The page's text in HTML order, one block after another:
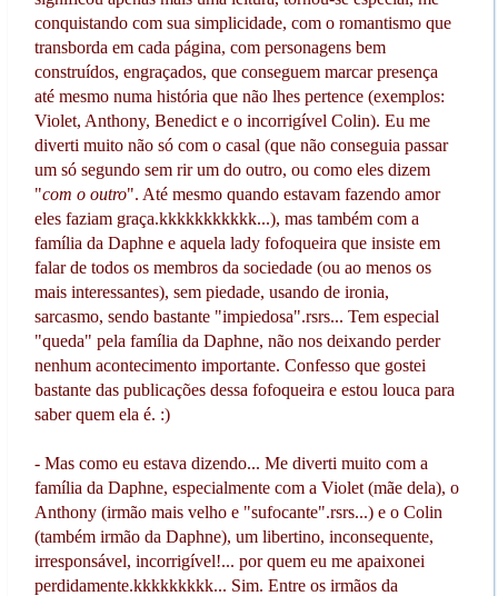
conquistando com sua simplicidade, com o romantismo que
transborda em cada página, com personagens bem
construídos, engraçados, que conseguem marcar presença
até mesmo numa história que não lhes pertence (exemplos:
Violet, Anthony, Benedict e o incorrigível Colin). Eu me
diverti muito não só com o casal (que não conseguia passar
um só segundo sem rir um do outro, ou como eles dizem
"com o outro". Até mesmo quando estavam fazendo amor
eles faziam graça.kkkkkkkkkkk...), mas também com a
família da Daphne e aquela lady fofoqueira que insiste em
falar de todos os membros da sociedade (ou ao menos os
mais interessantes), sem piedade, usando de ironia,
sarcasmo, sendo bastante "impiedosa".rsrs... Tem especial
"queda" pela família da Daphne, não nos deixando perder
nenhum acontecimento importante. Confesso que gostei
bastante das publicações dessa fofoqueira e estou louca para
saber quem ela é. :)
- Mas como eu estava dizendo... Me diverti muito com a
família da Daphne, especialmente com a Violet (mãe dela), o
Anthony (irmão mais velho e "sufocante".rsrs...) e o Colin
(também irmão da Daphne), um libertino, inconsequente,
irresponsável, incorrigível!... por quem eu me apaixonei
perdidamente.kkkkkkkkk... Sim. Entre os irmãos da